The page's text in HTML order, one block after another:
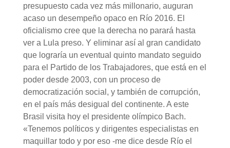
presupuesto cada vez más millonario, auguran
acaso un desempeño opaco en Río 2016. El
oficialismo cree que la derecha no parará hasta
ver a Lula preso. Y eliminar así al gran candidato
que lograría un eventual quinto mandato seguido
para el Partido de los Trabajadores, que está en el
poder desde 2003, con un proceso de
democratización social, y también de corrupción,
en el país más desigual del continente. A este
Brasil visita hoy el presidente olímpico Bach.
«Tenemos políticos y dirigentes especialistas en
maquillar todo y por eso -me dice desde Río el